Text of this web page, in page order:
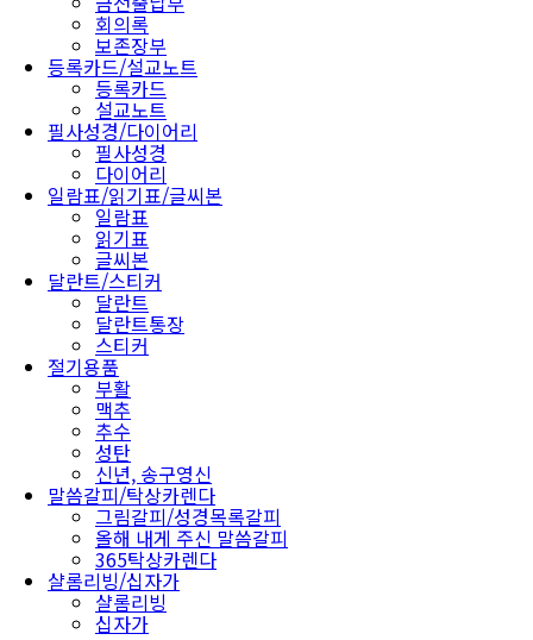
회의록
보존장부
등록카드/설교노트
등록카드
설교노트
필사성경/다이어리
필사성경
다이어리
일람표/읽기표/글씨본
일람표
읽기표
글씨본
달란트/스티커
달란트
달란트통장
스티커
절기용품
부활
맥추
추수
성탄
신년, 송구영신
말씀갈피/탁상카렌다
그림갈피/성경목록갈피
올해 내게 주신 말씀갈피
365탁상카렌다
샬롬리빙/십자가
샬롬리빙
십자가